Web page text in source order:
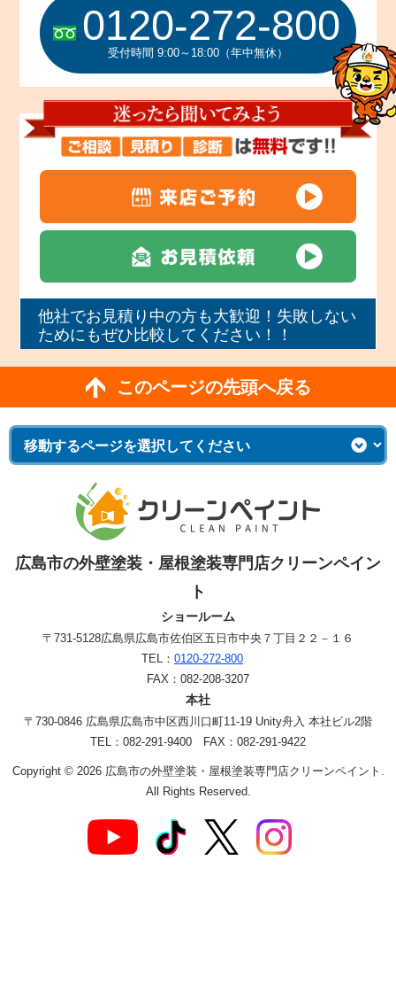
0120-272-800
受付時間 9:00～18:00（年中無休）
他社でお見積り中の方も大歓迎！失敗しない
ためにもぜひ比較してください！！
このページの先頭へ戻る
広島市の外壁塗装・屋根塗装専門店クリーンペイン
ト
ショールーム
〒731-5128広島県広島市佐伯区五日市中央７丁目２２－１６
TEL： 0120-272-800
FAX：082-208-3207
本社
〒730-0846 広島県広島市中区西川口町11-19 Unity舟入 本社ビル2階
TEL：082-291-9400 FAX：082-291-9422
Copyright © 2026 広島市の外壁塗装・屋根塗装専門店クリーンペイント.
All Rights Reserved.